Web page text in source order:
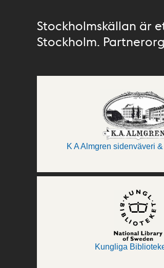
Stockholmskällan är
Stockholm.
K A Almgren sidenväveri
Kungliga